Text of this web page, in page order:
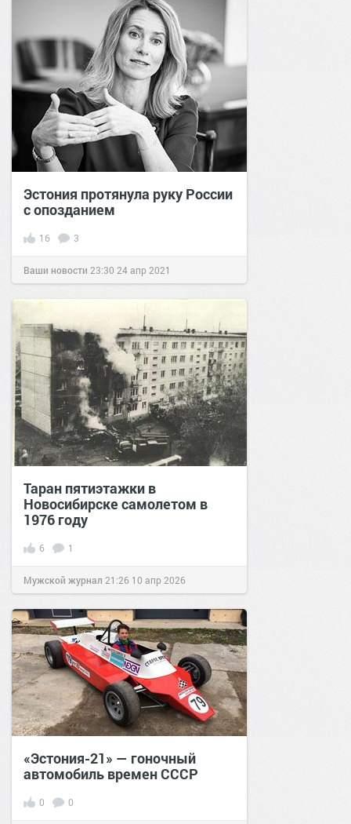
Эстония протянула руку России
с опозданием
16 3
Ваши новости 23:30 24 апр 2021
Таран пятиэтажки в
Новосибирске самолетом в
1976 году
6 1
Мужской журнал 21:26 10 апр 2026
«Эстония-21» — гоночный
автомобиль времен СССР
0 0